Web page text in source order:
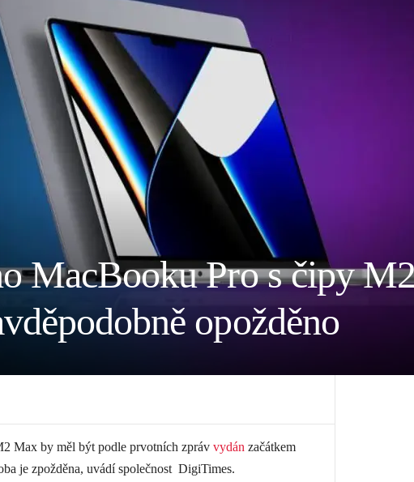
MacBooku Pro s čipy
opožděno
Max by měl být podle prvotních zpráv vydán začátkem
je zpožděna, uvádí společnost DigiTimes.